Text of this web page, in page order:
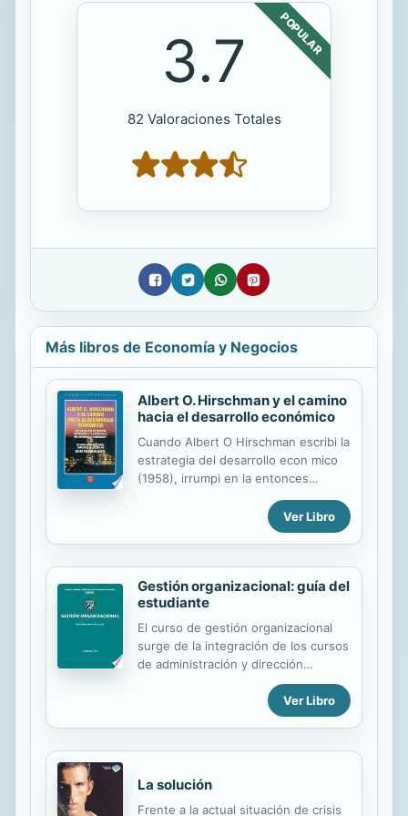
POPULAR
3.7
82 Valoraciones Totales
Más libros de Economía y Negocios
Albert O. Hirschman y el camino
hacia el desarrollo económico
Cuando Albert O Hirschman escribi la
estrategia del desarrollo econ mico
(1958), irrumpi en la entonces
floreciente econom a del desarrollo
con un punto de vista nuevo. Los
ensayos aqu reunidos, muchos de
preocupaciones e inquietudes de
Hirschman anteriores a esta obra.
Ver Libro
Gestión organizacional: guía del
estudiante
El curso de gestión organizacional
surge de la integración de los cursos
de administración y dirección
estratégica, con esta unión se
persigue que el estudiante estudie
el proceso de dirección a través de
administrativo o de dirección:
y control y en los tres planos de
decisión estratégico, táctico y
Ver Libro
La solución
Frente a la actual situación de crisis